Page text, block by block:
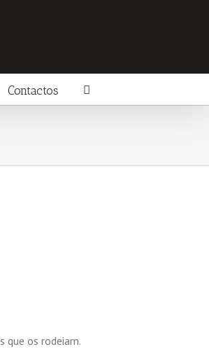
Contactos
que os rodeiam.